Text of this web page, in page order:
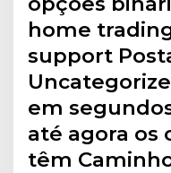
home
support
em
até agora os
têm